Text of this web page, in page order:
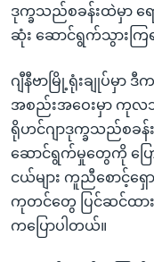
ဒုက္ခသည်စခန်းထဲမှာ ရ
ဆုံး ဆောင်ရွက်သွားက
ဂျီနီဗာမြို့ရုံးချုပ်မှ
အစည်းအဝေးမှာ ကုလသ
ရိုဟင်ဂျာဒုက္ခသည်စခန်း
ဆောင်ရွက်မှုတွေကို ပြ
ငယ်များ ကူညီစောင့်ရှ
ကုတင်တွေ ပြင်ဆင်ထား
ကပြောပါတယ်။